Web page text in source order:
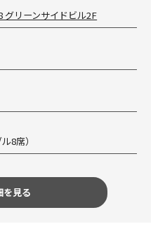
グリーンサイドビル2F
8席）
を見る